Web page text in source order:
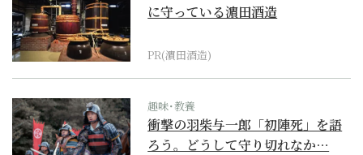
に守っている濵田酒造
PR(濵田酒造)
趣味･教養
衝撃の羽柴与一郎「初陣死」を語
ろう。どうして守り切れなか…